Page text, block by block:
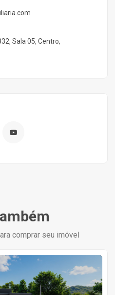
Sala 05, Centro,
comprar seu imóvel